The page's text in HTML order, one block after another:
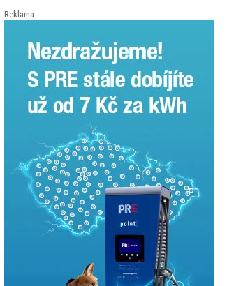
posledních 10 let (2016–2026).
Reklama